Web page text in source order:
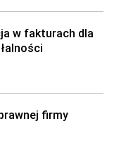
w fakturach dla
firmy